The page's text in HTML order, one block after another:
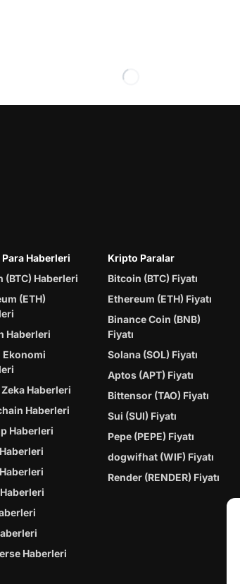
Haberleri
(BTC) Haberleri
(ETH)
Haberleri
Ekonomi
Haberleri
Haberleri
Haberleri
Haberleri
Kripto Paralar
Bitcoin (BTC) Fiyatı
Ethereum (ETH) Fiyatı
Binance Coin (BNB)
Fiyatı
Solana (SOL) Fiyatı
Aptos (APT) Fiyatı
Bittensor (TAO) Fiyatı
Sui (SUI) Fiyatı
Pepe (PEPE) Fiyatı
dogwifhat (WIF) Fiyatı
Render (RENDER) Fiyatı